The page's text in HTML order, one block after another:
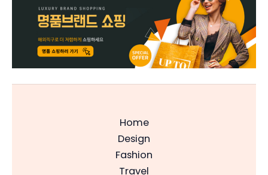
Home
Design
Fashion
Travel